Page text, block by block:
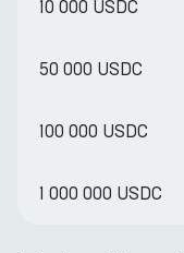
10 000 USDC
50 000 USDC
100 000 USDC
1 000 000 USDC